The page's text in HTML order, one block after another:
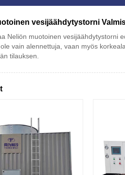
vesijäähdytystorni
Neliön muotoinen vesijäähdytystorni
vain alennettuja, vaan myös
tilauksen.